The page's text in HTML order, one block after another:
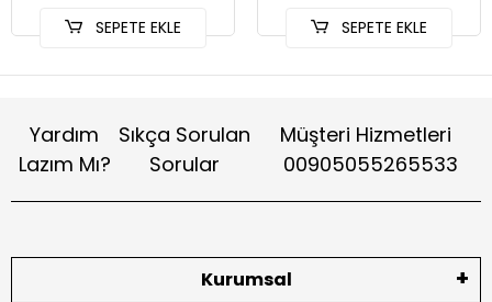
SEPETE EKLE SEPETE EKLE
Yardım
Lazım Mı?
Sıkça Sorulan
Sorular
Müşteri Hizmetleri
00905055265533
Kurumsal